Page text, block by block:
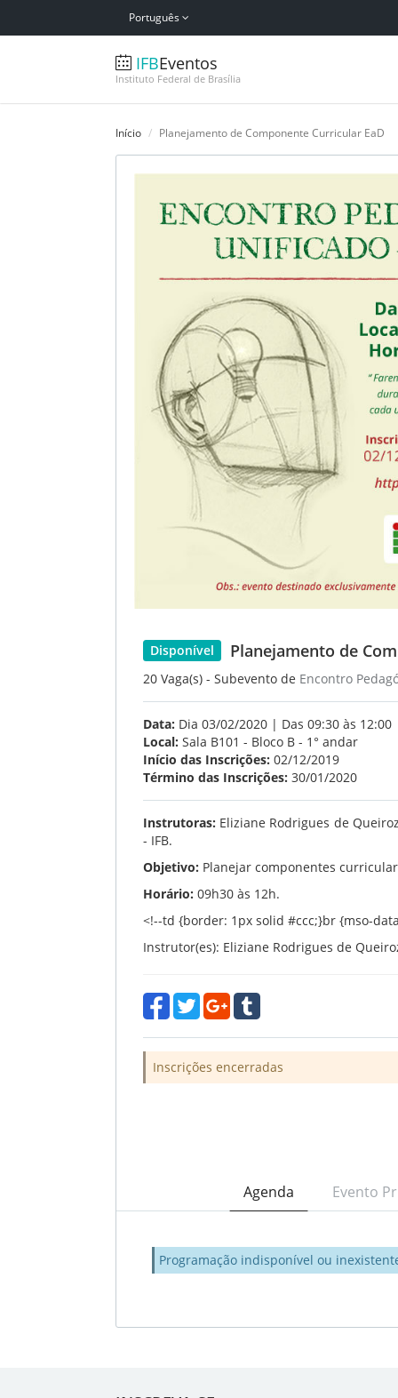
Português
IFBEventos
Instituto Federal de Brasília
Início Planejamento de Componente Curricular EaD
Disponível Planejamento de
20 Vaga(s) - Subevento de Encontro
Data: Dia 03/02/2020 | Das 09:30 às 12:00
Local: Sala B101 - Bloco B - 1° andar
Início das Inscrições: 02/12/2019
Término das Inscrições: 30/01/2020
Instrutoras: Eliziane Rodrigues de
- IFB.
Objetivo: Planejar componentes
Horário: 09h30 às 12h.
<!--td {border: 1px solid #ccc;}br {mso-
Instrutor(es): Eliziane Rodrigues de
Inscrições encerradas
Agenda Evento
Programação indisponível ou